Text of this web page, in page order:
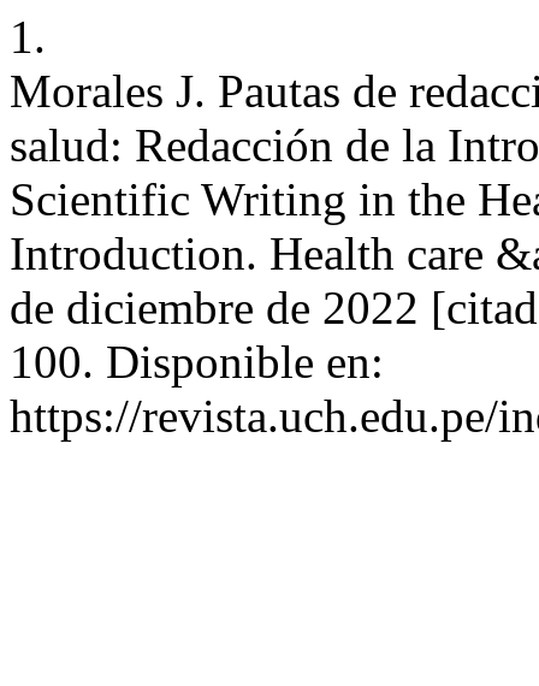
1.
Morales J. Pautas de
salud: Redacción de la
Scientific Writing in the
Introduction. Health care
de diciembre de 2022
100. Disponible en:
https://revista.uch.edu.pe/